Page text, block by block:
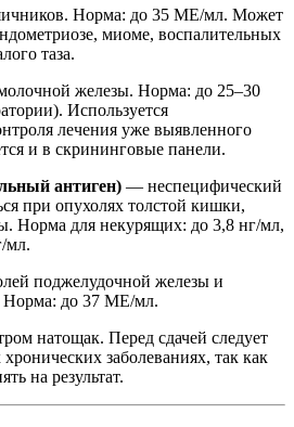
Норма: до 35 МЕ/мл. Может
миоме, воспалительных
таза.
железы. Норма: до 25–30
Используется
лечения уже выявленного
и в скрининговые панели.
антиген) — неспецифический
при опухолях толстой кишки,
Норма для некурящих: до 3,8 нг/мл,
мл.
поджелудочной железы и
Норма: до 37 МЕ/мл.
натощак. Перед сдачей следует
заболеваниях, так как
на результат.